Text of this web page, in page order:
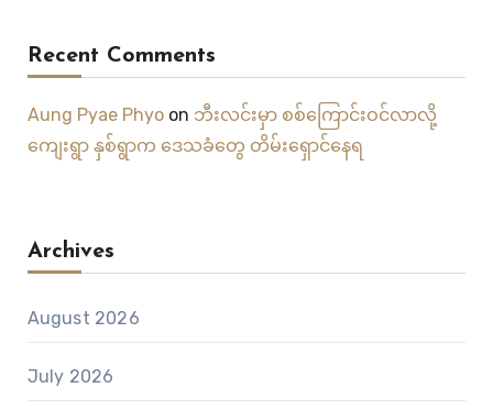
Recent Comments
Aung Pyae Phyoon ဘီးလင်းမှာ စစ်ကြောင်းဝင်လာလို့
ကျေးရွာ နှစ်ရွာက ဒေသခံတွေ တိမ်းရှောင်နေရ
Archives
August 2026
July 2026